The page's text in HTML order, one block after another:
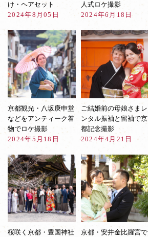
け・ヘアセット
2024年8月05日
人式ロケ撮影
2024年6月18日
京都観光・八坂庚申堂
などをアンティーク着
物でロケ撮影
2024年5月18日
ご結婚前の母娘さまレ
ンタル振袖と留袖で京
都記念撮影
2024年4月21日
桜咲く京都・豊国神社
京都・安井金比羅宮で